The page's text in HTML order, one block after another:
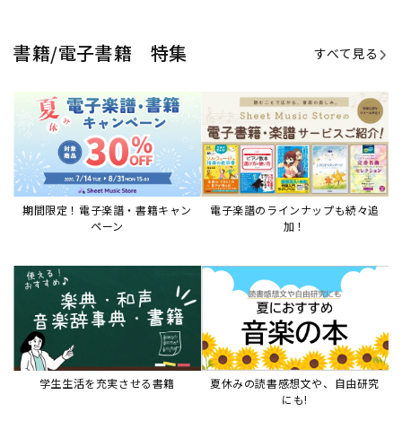
書籍/電子書籍 特集 すべて見る
期間限定！電子楽譜・書籍キャン
ペーン
電子楽譜のラインナップも続々追
加！
学生生活を充実させる書籍
夏休みの読書感想文や、自由研究
にも!